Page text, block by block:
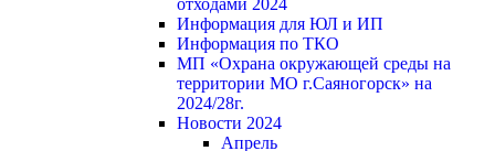
отходами 2024
Информация для ЮЛ и ИП
Информация по ТКО
МП «Охрана окружающей среды на
территории МО г.Саяногорск» на
2024/28г.
Новости 2024
Апрель